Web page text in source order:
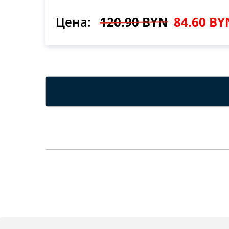
Цена: 120.90 BYN 84.60